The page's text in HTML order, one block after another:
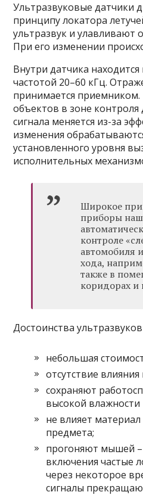
Ультразвуковые датчики
принципу локатора
ультразвук и улавливают
При его изменении
Внутри датчика
частотой 20–60 кГц.
принимается
объектов в зоне контроля
сигнала меняется из-за
изменения
установленного уровня
исполнительных
Широкое
приборы
контроле
автомобиля
хода,
также в
коридорах и
Достоинства
небольшая
отсутствие
сохраняют
высокой влажности
не влияет
предмета;
прогоняют мышей –
включения частые
через некоторое
сигналы